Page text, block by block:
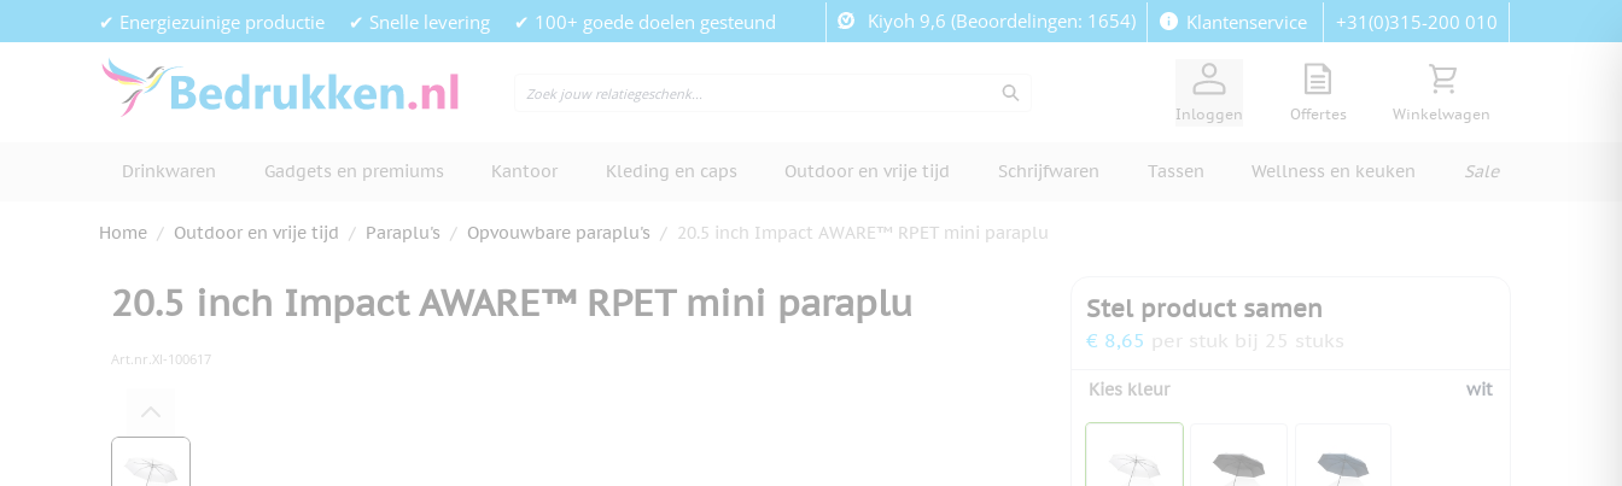
Ga naar de inhoud✔ Energiezuinige productie ✔ Snelle levering ✔ 100+ goede doelen gesteund Kiyoh 9,6 (Beoordelingen: 1654) Klantenservice +31(0)315-200 010
Inloggen
View quote, Quote is empty
Offertes
Bekijk winkelwagen,
Winkelwagen
Drinkwaren Gadgets en premiums Kantoor Kleding en caps Outdoor en vrije tijd Schrijfwaren Tassen Wellness en keuken Sale
Home / Outdoor en vrije tijd / Paraplu's / Opvouwbare paraplu's / 20.5 inch Impact AWARE™ RPET mini paraplu
20.5 inch Impact AWARE™ RPET mini paraplu
Art.nr.XI-100617
Stel product samen
€ 8,65 per stuk bij 25 stuks
Kies kleur wit